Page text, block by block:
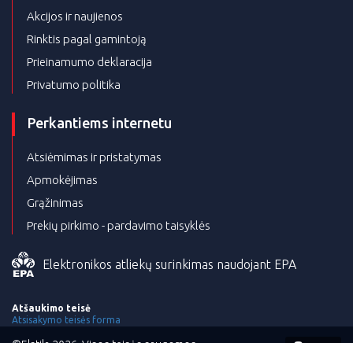
Akcijos ir naujienos
Rinktis pagal gamintoją
Prieinamumo deklaracija
Privatumo politika
Perkantiems internetu
Atsiėmimas ir pristatymas
Apmokėjimas
Grąžinimas
Prekių pirkimo - pardavimo taisyklės
Elektronikos atliekų surinkimas naudojant EPA
Atšaukimo teisė
Atsisakymo teisės forma